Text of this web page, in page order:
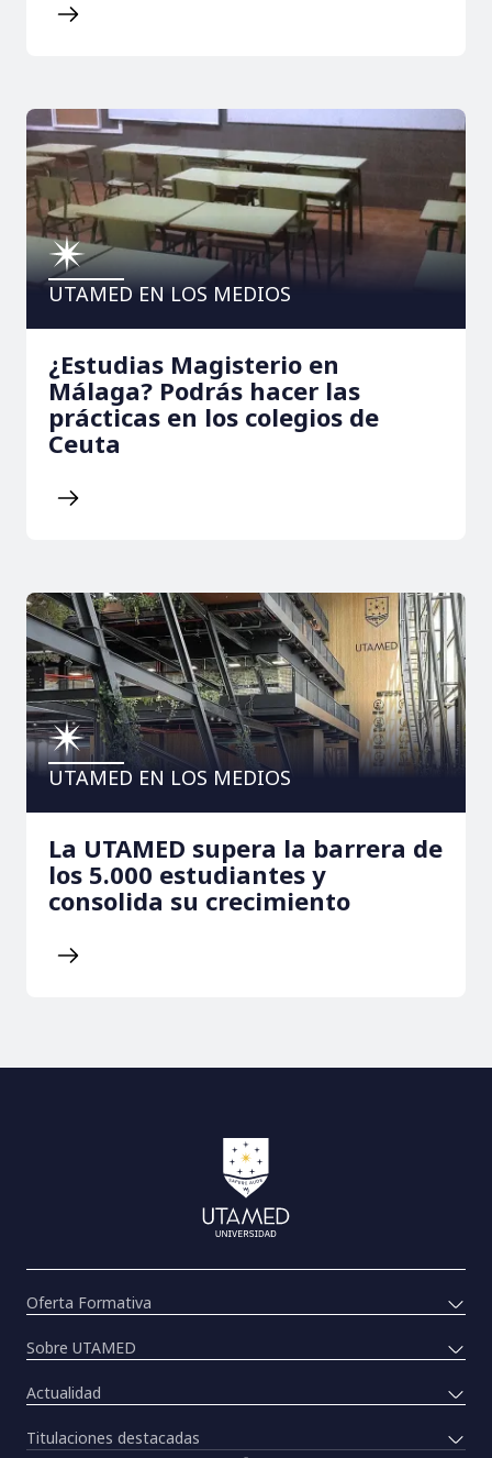
UTAMED EN LOS MEDIOS
¿Estudias Magisterio en
Málaga? Podrás hacer las
prácticas en los colegios de
Ceuta
UTAMED EN LOS MEDIOS
La UTAMED supera la barrera de
los 5.000 estudiantes y
consolida su crecimiento
Oferta Formativa
Sobre UTAMED
Actualidad
Titulaciones destacadas